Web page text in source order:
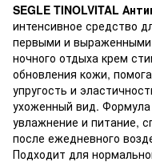
SEGLE TINOLVITAL
интенсивное средство
первыми и выраженными
ночного отдыха крем
обновления кожи,
упругость и
ухоженный вид.
увлажнение и питание,
после ежедневного
Подходит для